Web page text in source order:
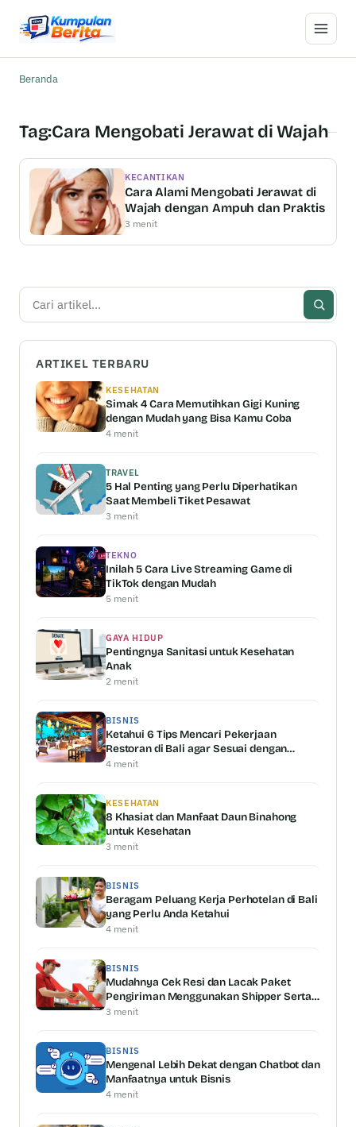
Buka
Beranda
Tag:Cara Mengobati Jerawat di Wajah
KECANTIKAN
Cara Alami Mengobati Jerawat di
Wajah dengan Ampuh dan Praktis
3 menit
Cari
ARTIKEL TERBARU
KESEHATAN
Simak 4 Cara Memutihkan Gigi Kuning
dengan Mudah yang Bisa Kamu Coba
4 menit
TRAVEL
5 Hal Penting yang Perlu Diperhatikan
Saat Membeli Tiket Pesawat
3 menit
TEKNO
Inilah 5 Cara Live Streaming Game di
TikTok dengan Mudah
5 menit
GAYA HIDUP
Pentingnya Sanitasi untuk Kesehatan
Anak
2 menit
BISNIS
Ketahui 6 Tips Mencari Pekerjaan
Restoran di Bali agar Sesuai dengan
Kemampuan Anda
4 menit
KESEHATAN
8 Khasiat dan Manfaat Daun Binahong
untuk Kesehatan
3 menit
BISNIS
Beragam Peluang Kerja Perhotelan di Bali
yang Perlu Anda Ketahui
4 menit
BISNIS
Mudahnya Cek Resi dan Lacak Paket
Pengiriman Menggunakan Shipper Serta
Keunggulannya
3 menit
BISNIS
Mengenal Lebih Dekat dengan Chatbot dan
Manfaatnya untuk Bisnis
4 menit